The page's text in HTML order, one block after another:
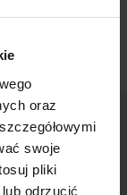
oraz
swoje
pliki
odrzucić